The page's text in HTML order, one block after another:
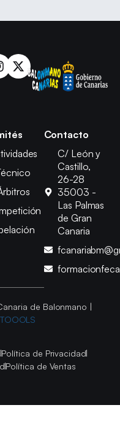
Contacto
C/ León y
Castillo,
26-28
35003 -
Las Palmas
de Gran
Canaria
de Balonmano |
TOOOLS
Política de Privacidad
Política de Ventas